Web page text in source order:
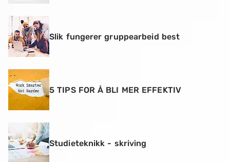
Slik fungerer gruppearbeid best
5 TIPS FOR Å BLI MER EFFEKTIV
Studieteknikk - skriving